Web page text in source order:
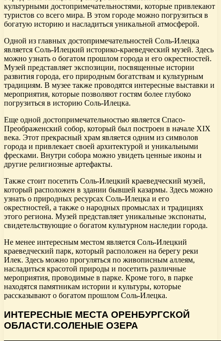
культурными достопримечательностями, которые привлекают
туристов со всего мира. В этом городе можно погрузиться в
богатую историю и насладиться уникальной атмосферой.
Одной из главных достопримечательностей Соль-Илецка
является Соль-Илецкий историко-краеведческий музей. Здесь
можно узнать о богатом прошлом города и его окрестностей.
Музей представляет экспозиции, посвященные истории
развития города, его природным богатствам и культурным
традициям. В музее также проводятся интересные выставки и
мероприятия, которые позволяют гостям более глубоко
погрузиться в историю Соль-Илецка.
Еще одной достопримечательностью является Спасо-
Преображенский собор, который был построен в начале XIX
века. Этот прекрасный храм является одним из символов
города и привлекает своей архитектурой и уникальными
фресками. Внутри собора можно увидеть ценные иконы и
другие религиозные артефакты.
Также стоит посетить Соль-Илецкий краеведческий музей,
который расположен в здании бывшей казармы. Здесь можно
узнать о природных ресурсах Соль-Илецка и его
окрестностей, а также о народных промыслах и традициях
этого региона. Музей представляет уникальные экспонаты,
свидетельствующие о богатом культурном наследии города.
Не менее интересным местом является Соль-Илецкий
краеведческий парк, который расположен на берегу реки
Илек. Здесь можно прогуляться по живописным аллеям,
насладиться красотой природы и посетить различные
мероприятия, проводимые в парке. Кроме того, в парке
находятся памятникам истории и культуры, которые
рассказывают о богатом прошлом Соль-Илецка.
ИНТЕРЕСНЫЕ МЕСТА ОРЕНБУРГСКОЙ
ОБЛАСТИ.СОЛЕНЫЕ ОЗЕРА